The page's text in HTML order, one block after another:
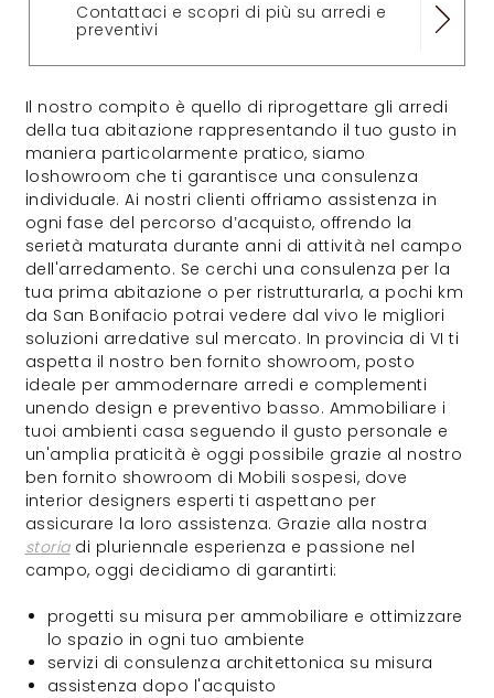
Contattaci e scopri di più su arredi e
preventivi
Il nostro compito è quello di riprogettare gli arredi
della tua abitazione rappresentando il tuo gusto in
maniera particolarmente pratico, siamo
loshowroom che ti garantisce una consulenza
individuale. Ai nostri clienti offriamo assistenza in
ogni fase del percorso d’acquisto, offrendo la
serietà maturata durante anni di attività nel campo
dell'arredamento. Se cerchi una consulenza per la
tua prima abitazione o per ristrutturarla, a pochi km
da San Bonifacio potrai vedere dal vivo le migliori
soluzioni arredative sul mercato. In provincia di VI ti
aspetta il nostro ben fornito showroom, posto
ideale per ammodernare arredi e complementi
unendo design e preventivo basso. Ammobiliare i
tuoi ambienti casa seguendo il gusto personale e
un'amplia praticità è oggi possibile grazie al nostro
ben fornito showroom di Mobili sospesi, dove
interior designers esperti ti aspettano per
assicurare la loro assistenza. Grazie alla nostra
storiadi pluriennale esperienza e passione nel
campo, oggi decidiamo di garantirti:
progetti su misura per ammobiliare e ottimizzare
lo spazio in ogni tuo ambiente
servizi di consulenza architettonica su misura
assistenza dopo l'acquisto